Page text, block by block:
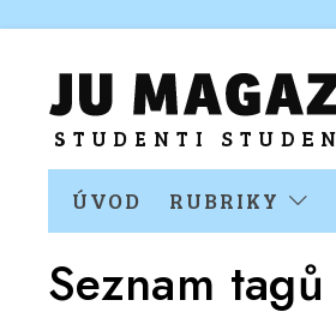
ÚVOD RUBRIKY
Seznam tagů